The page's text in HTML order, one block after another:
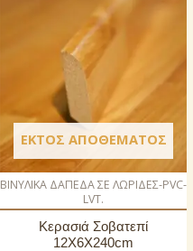
ΕΚΤΌΣ ΑΠΟΘΈΜΑΤΟΣ
ΒΙΝΥΛΙΚΑ ΔΑΠΕΔΑ ΣΕ ΛΩΡΙΔΕΣ-PVC-
LVT.
Κερασιά Σοβατεπί
12X6X240cm